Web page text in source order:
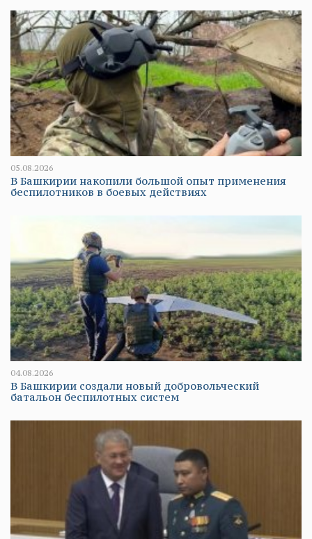
05.08.2026
В Башкирии накопили большой опыт применения
беспилотников в боевых действиях
04.08.2026
В Башкирии создали новый добровольческий
батальон беспилотных систем